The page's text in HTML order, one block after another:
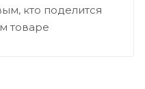
кто поделится
товаре